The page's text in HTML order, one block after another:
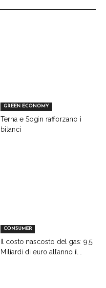
GREEN ECONOMY
Terna e Sogin rafforzano i
bilanci
CONSUMER
Il costo nascosto del gas: 9,5
Miliardi di euro all’anno il...